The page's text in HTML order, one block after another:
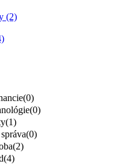
(2)
(0)
(0)
(1)
(0)
(2)
(4)